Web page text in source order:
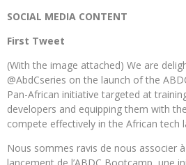
SOCIAL MEDIA CONTENT
First Tweet
(With the image attached) We are
@AbdCseries on the launch of the
Pan-African initiative targeted at
developers and equipping them with
compete effectively in the African tech
Nous sommes ravis de nous associer